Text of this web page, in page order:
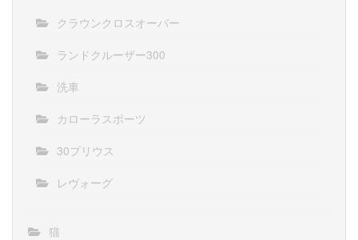
クラウンクロスオーバー
ランドクルーザー300
洗車
カローラスポーツ
30プリウス
レヴォーグ
猫